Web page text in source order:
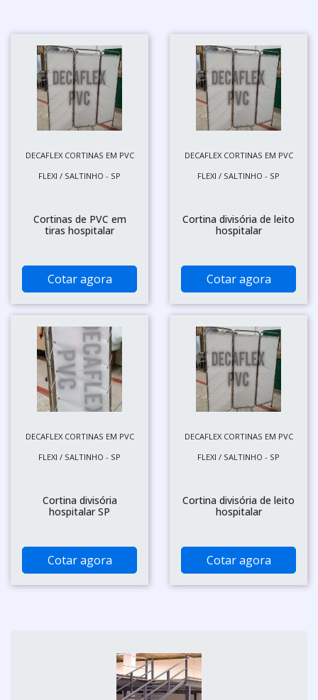
DECAFLEX CORTINAS EM PVC
FLEXI / SALTINHO - SP
Cortinas de PVC em
tiras hospitalar
Cotar agora
DECAFLEX CORTINAS EM PVC
FLEXI / SALTINHO - SP
Cortina divisória de leito
hospitalar
Cotar agora
DECAFLEX CORTINAS EM PVC
FLEXI / SALTINHO - SP
Cortina divisória
hospitalar SP
Cotar agora
DECAFLEX CORTINAS EM PVC
FLEXI / SALTINHO - SP
Cortina divisória de leito
hospitalar
Cotar agora